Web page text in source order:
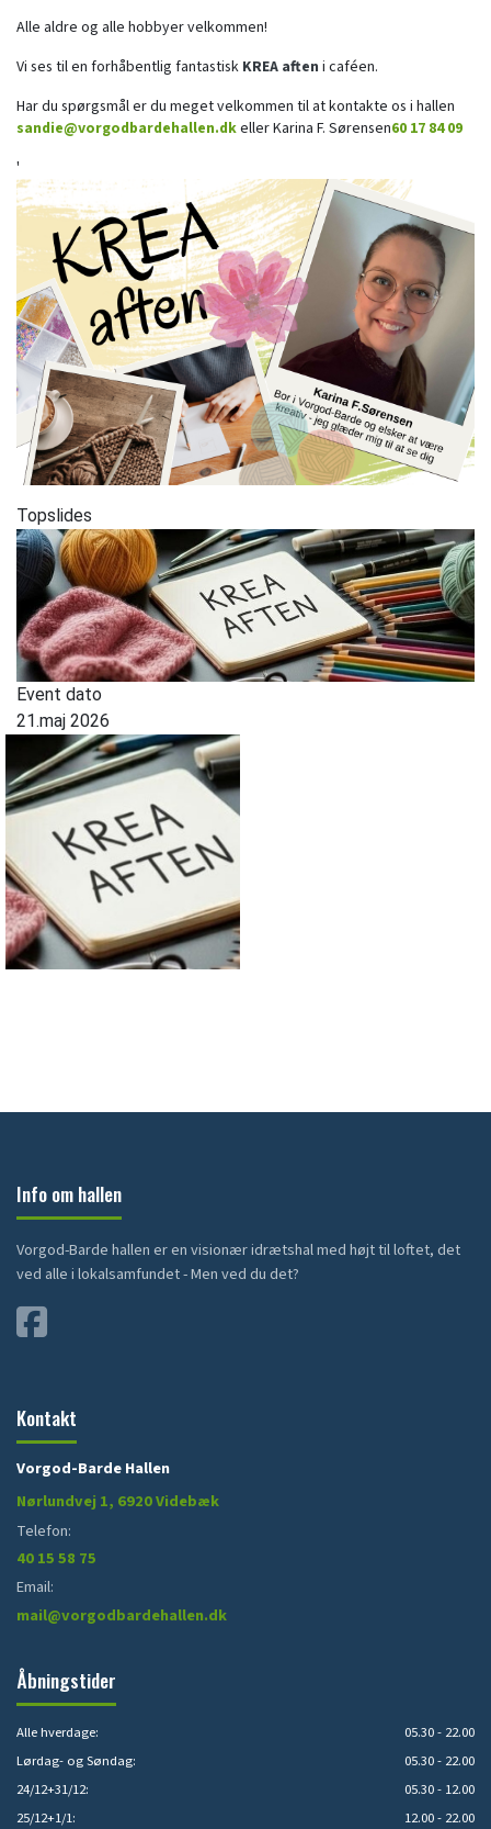
Alle aldre og alle hobbyer velkommen!
Vi ses til en forhåbentlig fantastisk KREA aften i caféen.
Har du spørgsmål er du meget velkommen til at kontakte os i hallen
sandie@vorgodbardehallen.dkeller Karina F. Sørensen60 17 84 09
'
Topslides
Event dato
21.maj 2026
Info om hallen
Vorgod-Barde hallen er en visionær idrætshal med højt til loftet, det
ved alle i lokalsamfundet - Men ved du det?
Kontakt
Vorgod-Barde Hallen
Nørlundvej 1, 6920 Videbæk
Telefon:
40 15 58 75
Email:
mail@vorgodbardehallen.dk
Åbningstider
Alle hverdage:
05.30 - 22.00
Lørdag- og Søndag:
05.30 - 22.00
24/12+31/12:
05.30 - 12.00
25/12+1/1:
12.00 - 22.00